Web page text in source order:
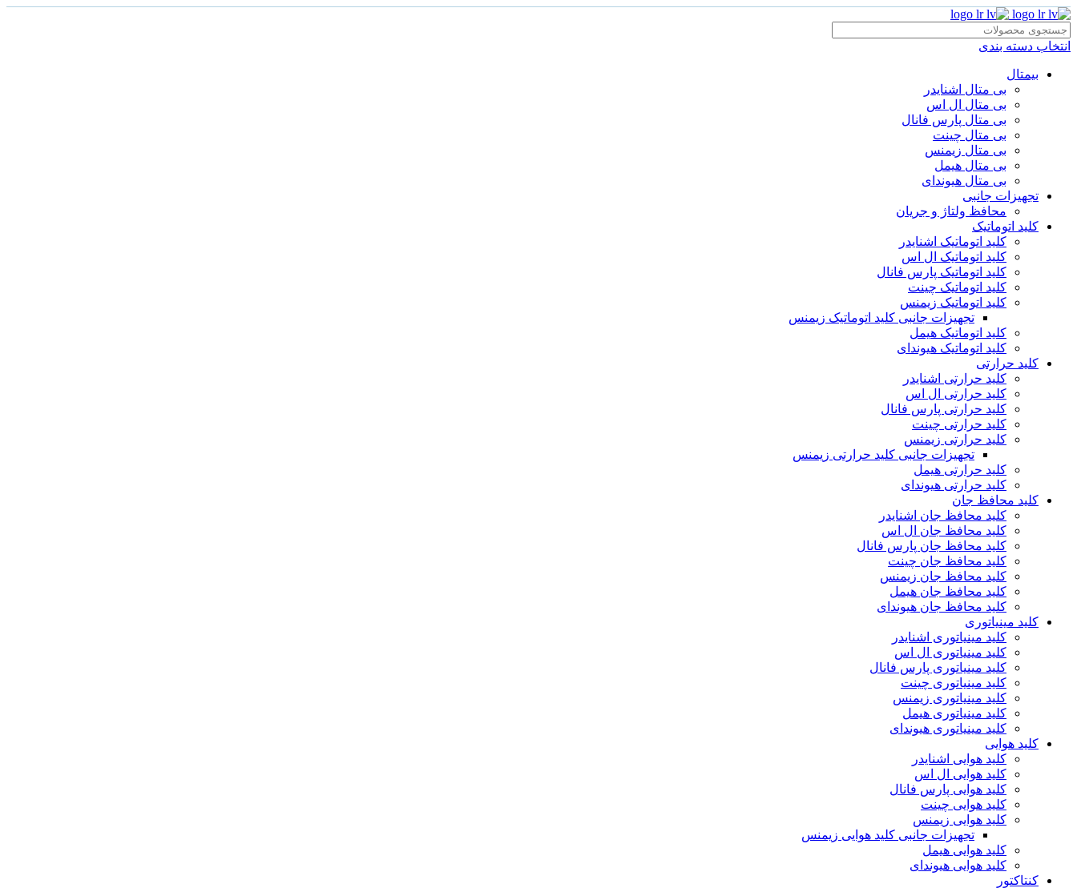
انتخاب دسته بندی
بیمتال
بی متال اشنایدر
بی متال ال اس
بی متال پارس فانال
بی متال چینت
بی متال زیمنس
بی متال هیمل
بی متال هیوندای
تجهیزات جانبی
محافظ ولتاژ و‌ جریان
کلید اتوماتیک
کلید اتوماتیک اشنایدر
کلید اتوماتیک ال اس
کلید اتوماتیک پارس فانال
کلید اتوماتیک چینت
کلید اتوماتیک زیمنس
تجهیزات جانبی کلید اتوماتیک زیمنس
کلید اتوماتیک هیمل
کلید اتوماتیک هیوندای
کلید حرارتی
کلید حرارتی اشنایدر
کلید حرارتی ال اس
کلید حرارتی پارس فانال
کلید حرارتی چینت
کلید حرارتی زیمنس
تجهیزات جانبی کلید حرارتی زیمنس
کلید حرارتی هیمل
کلید حرارتی هیوندای
کلید محافظ جان
کلید محافظ جان اشنایدر
کلید محافظ جان ال اس
کلید محافظ جان پارس فانال
کلید محافظ جان چینت
کلید محافظ جان زیمنس
کلید محافظ جان هیمل
کلید محافظ جان هیوندای
کلید مینیاتوری
کلید مینیاتوری اشنایدر
کلید مینیاتوری ال اس
کلید مینیاتوری پارس فانال
کلید مینیاتوری چینت
کلید مینیاتوری زیمنس
کلید مینیاتوری هیمل
کلید مینیاتوری هیوندای
کلید هوایی
کلید هوایی اشنایدر
کلید هوایی ال اس
کلید هوایی پارس فانال
کلید هوایی چینت
کلید هوایی زیمنس
تجهیزات جانبی کلید هوایی زیمنس
کلید هوایی هیمل
کلید هوایی هیوندای
کنتاکتور